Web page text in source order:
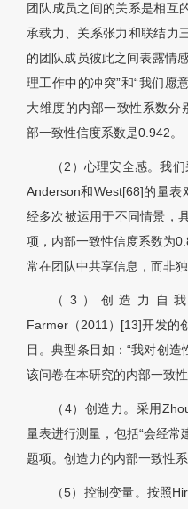
团队成员之间的关系是相互
承载力、关系张力和联结力
的团队成员彼此之间表露情
理工作中的冲突”和“我们愿
大维度的内部一致性系数分
部一致性信度系数是0.942。
（2）心理安全感。我
Anderson和West[68]的量
经多次被运用于不同情景，
项，内部一致性信度系数为
常在团队中共享信息，而非独
（3）创造力自
Farmer（2011）[13]开发的
目。典型条目如：“我对创造
该问卷在本研究的内部一致性
（4）创造力。采用
量表进行测量，包括“会经常
题项。创造力的内部一致性系
（5）控制变量。按照